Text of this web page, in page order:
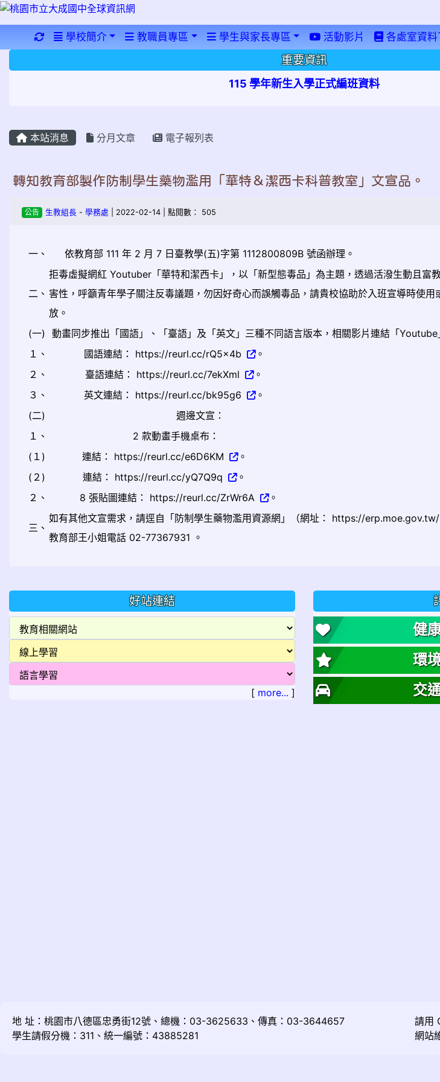
重新取得佈景設定
學校簡介 教職員專區 學生與家長專區 活動影片 各處室資料
重要資訊
115 學年新生入學正式編班資料
本站消息 分月文章 電子報列表
轉知教育部製作防制學生藥物濫用「華特＆潔西卡科普教室」文宣品。
公告 生教組長- 學務處 | 2022-02-14 | 點閱數： 505
一、 依教育部 111 年 2 月 7 日臺教學(五)字第 1112800809B 號函辦理。
二、
拒毒虛擬網紅 Youtuber「華特和潔西卡」，以「新型態毒品」為主題，透過活潑生動且富
害性，呼籲青年學子關注反毒議題，勿因好奇心而誤觸毒品，請貴校協助於入班宣導時使
放。
(一)
動畫同步推出「國語」、「臺語」及「英文」三種不同語言版本，相關影片連結「Youtube
１、
國語連結： https://reurl.cc/rQ5x4b
。
２、
臺語連結： https://reurl.cc/7ekXml
。
３、
英文連結： https://reurl.cc/bk95g6
。
(二)
週邊文宣：
１、
2 款動畫手機桌布：
(１)
連結： https://reurl.cc/e6D6KM
。
(２)
連結： https://reurl.cc/yQ7Q9q
。
２、
8 張貼圖連結： https://reurl.cc/ZrWr6A 。
三、
如有其他文宣需求，請逕自「防制學生藥物濫用資源網」（網址： https://erp.moe.gov.tw/
教育部王小姐電話 02-77367931 。
好站連結
[ more... ]
健
環
交
地 址：桃園市八德區忠勇街12號、總機：03-3625633、傳真：03-3644657
學生請假分機：311、統一編號：43885281
請用
網站